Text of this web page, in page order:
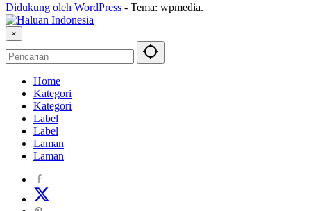
Didukung oleh WordPress - Tema: wpmedia.
×
Home
Kategori
Kategori
Label
Label
Laman
Laman